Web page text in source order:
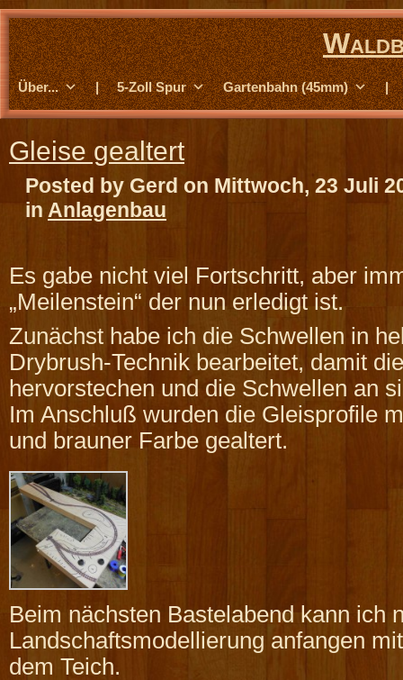
Über... | 5-Zoll Spur Gartenbahn (45mm) |
Gleise gealtert
Posted by Gerd on Mittwoch, 23 Juli
in Anlagenbau
Es gabe nicht viel Fortschritt, aber
„Meilenstein“ der nun erledigt ist.
Zunächst habe ich die Schwellen in
Drybrush-Technik bearbeitet, damit
hervorstechen und die Schwellen an
Im Anschluß wurden die Gleisprofile
und brauner Farbe gealtert.
Beim nächsten Bastelabend kann ich
Landschaftsmodellierung anfangen
dem Teich.